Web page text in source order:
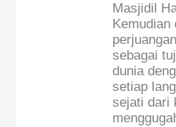
Masjidil
sebagai
dunia
setiap
sejati dari